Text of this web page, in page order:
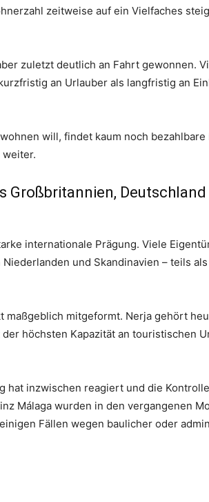
zeitweise auf ein Vielfaches
zuletzt deutlich an Fahrt gewonnen.
an Urlauber als langfristig an
will, findet kaum noch
Großbritannien,
internationale Prägung. Viele
und Skandinavien – teils
maßgeblich mitgeformt. Nerja gehört
höchsten Kapazität an touristischen
hat inzwischen reagiert und die
Málaga wurden in den vergangenen
Fällen wegen baulicher oder